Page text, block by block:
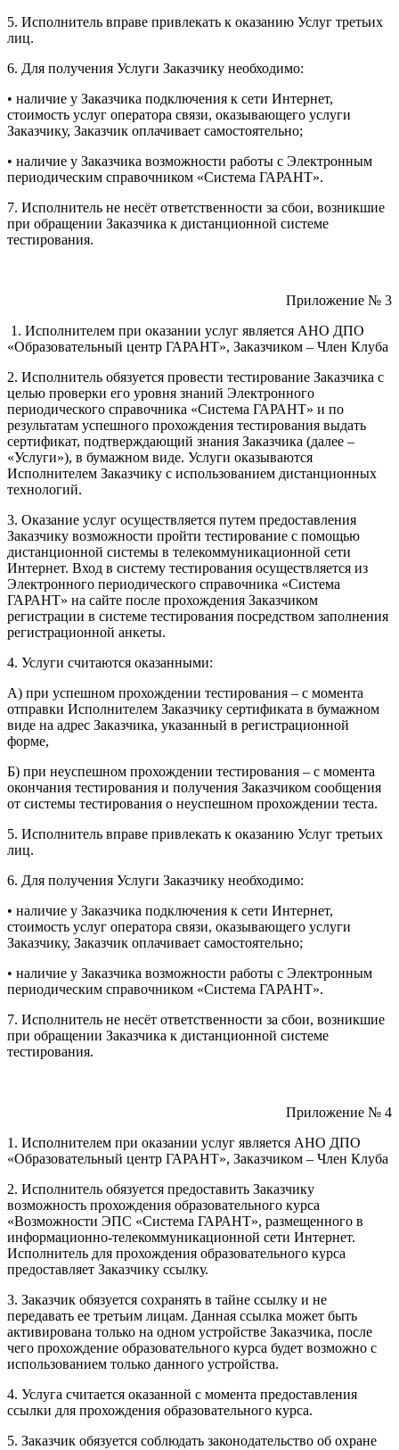
5. Исполнитель вправе привлекать к оказанию Услуг третьих
лиц.
6. Для получения Услуги Заказчику необходимо:
• наличие у Заказчика подключения к сети Интернет,
стоимость услуг оператора связи, оказывающего услуги
Заказчику, Заказчик оплачивает самостоятельно;
• наличие у Заказчика возможности работы с Электронным
периодическим справочником «Система ГАРАНТ».
7. Исполнитель не несёт ответственности за сбои, возникшие
при обращении Заказчика к дистанционной системе
тестирования.
Приложение № 3
1. Исполнителем при оказании услуг является АНО ДПО
«Образовательный центр ГАРАНТ», Заказчиком – Член Клуба
2. Исполнитель обязуется провести тестирование Заказчика с
целью проверки его уровня знаний Электронного
периодического справочника «Система ГАРАНТ» и по
результатам успешного прохождения тестирования выдать
сертификат, подтверждающий знания Заказчика (далее –
«Услуги»), в бумажном виде. Услуги оказываются
Исполнителем Заказчику с использованием дистанционных
технологий.
3. Оказание услуг осуществляется путем предоставления
Заказчику возможности пройти тестирование с помощью
дистанционной системы в телекоммуникационной сети
Интернет. Вход в систему тестирования осуществляется из
Электронного периодического справочника «Система
ГАРАНТ» на сайте после прохождения Заказчиком
регистрации в системе тестирования посредством заполнения
регистрационной анкеты.
4. Услуги считаются оказанными:
А) при успешном прохождении тестирования – с момента
отправки Исполнителем Заказчику сертификата в бумажном
виде на адрес Заказчика, указанный в регистрационной
форме,
Б) при неуспешном прохождении тестирования – с момента
окончания тестирования и получения Заказчиком сообщения
от системы тестирования о неуспешном прохождении теста.
5. Исполнитель вправе привлекать к оказанию Услуг третьих
лиц.
6. Для получения Услуги Заказчику необходимо:
• наличие у Заказчика подключения к сети Интернет,
стоимость услуг оператора связи, оказывающего услуги
Заказчику, Заказчик оплачивает самостоятельно;
• наличие у Заказчика возможности работы с Электронным
периодическим справочником «Система ГАРАНТ».
7. Исполнитель не несёт ответственности за сбои, возникшие
при обращении Заказчика к дистанционной системе
тестирования.
Приложение № 4
1. Исполнителем при оказании услуг является АНО ДПО
«Образовательный центр ГАРАНТ», Заказчиком – Член Клуба
2. Исполнитель обязуется предоставить Заказчику
возможность прохождения образовательного курса
«Возможности ЭПС «Система ГАРАНТ», размещенного в
информационно-телекоммуникационной сети Интернет.
Исполнитель для прохождения образовательного курса
предоставляет Заказчику ссылку.
3. Заказчик обязуется сохранять в тайне ссылку и не
передавать ее третьим лицам. Данная ссылка может быть
активирована только на одном устройстве Заказчика, после
чего прохождение образовательного курса будет возможно с
использованием только данного устройства.
4. Услуга считается оказанной с момента предоставления
ссылки для прохождения образовательного курса.
5. Заказчик обязуется соблюдать законодательство об охране